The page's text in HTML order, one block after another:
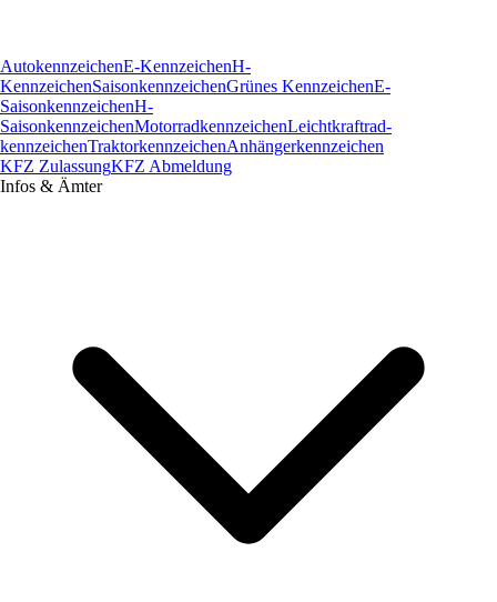
AutokennzeichenE-KennzeichenH-
KennzeichenSaisonkennzeichenGrünes KennzeichenE-
SaisonkennzeichenH-
SaisonkennzeichenMotorradkennzeichenLeichtkraftrad­
kennzeichenTraktorkennzeichenAnhängerkennzeichen
KFZ ZulassungKFZ Abmeldung
Infos & Ämter